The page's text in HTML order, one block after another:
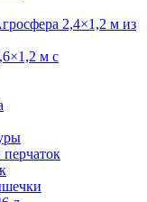
2,4×1,2 м из
м с